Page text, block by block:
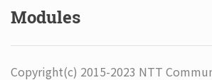
Modules
Copyright(c) 2015-2023 NTT